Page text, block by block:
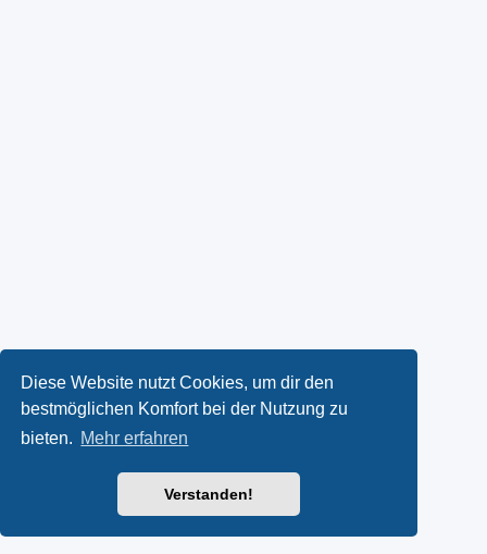
Diese Website nutzt Cookies, um dir den
bestmöglichen Komfort bei der Nutzung zu
bieten. Mehr erfahren
Verstanden!